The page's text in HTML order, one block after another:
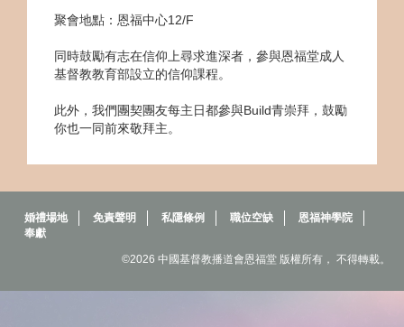
聚會地點：恩福中心12/F
同時鼓勵有志在信仰上尋求進深者，參與恩福堂成人
基督教教育部設立的信仰課程。
此外，我們團契團友每主日都參與Build青崇拜，鼓勵
你也一同前來敬拜主。
婚禮場地 免責聲明 私隱條例 職位空缺
恩福神學院
奉獻
©2026 中國基督教播道會恩福堂 版權所有， 不得轉載。